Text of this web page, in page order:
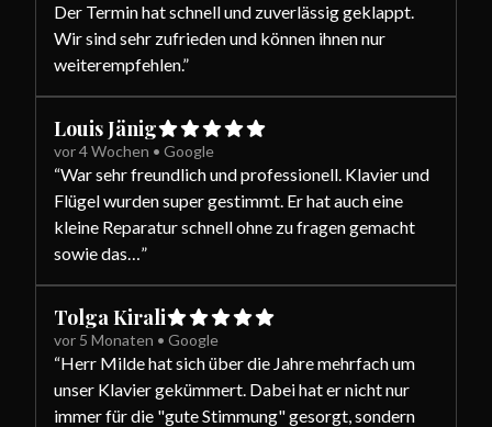
Der Termin hat schnell und zuverlässig geklappt.
Wir sind sehr zufrieden und können ihnen nur
weiterempfehlen.”
Louis Jänig
vor 4 Wochen • Google
“War sehr freundlich und professionell. Klavier und
Flügel wurden super gestimmt. Er hat auch eine
kleine Reparatur schnell ohne zu fragen gemacht
sowie das…”
Tolga Kirali
vor 5 Monaten • Google
“Herr Milde hat sich über die Jahre mehrfach um
unser Klavier gekümmert. Dabei hat er nicht nur
immer für die "gute Stimmung" gesorgt, sondern